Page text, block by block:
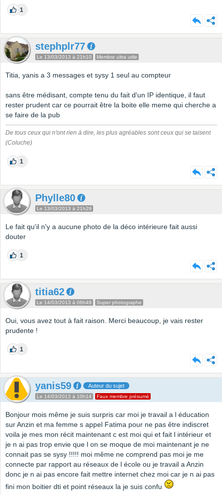
1
stephplr77
Le 13/03/2013 à 21h10 Membre ultra utile
Titia, yanis a 3 messages et sysy 1 seul au compteur
sans être médisant, compte tenu du fait d'un IP identique, il faut
rester prudent car ce pourrait être la boite elle meme qui cherche a
se faire de la pub
De tous ceux qui n'ont rien à dire, les plus agréables sont ceux qui se taisent
(Coluche)
1
Phylle80
Le 13/03/2013 à 21h29
Le fait qu'il n'y a aucune photo de la déco intérieure fait aussi
douter
1
titia62
Le 14/03/2013 à 06h49 Super photographe
Oui, vous avez tout à fait raison. Merci beaucoup, je vais rester
prudente !
1
yanis59 Auteur du sujet
Le 14/03/2013 à 10h14 Faux membre présumé
Bonjour mois même je suis surpris car moi je travail a l éducation
sur Anzin et ma femme s appel Fatima pour ne pas être indiscret
voila je mes mon récit maintenant c est moi qui et fait l intérieur et
je n ai pas trop envie que l on se moque de moi maintenant je ne
connait pas se sysy !!!!! moi même ne comprend pas moi je me
connecte par rapport au réseaux de l école ou je travail a Anzin
donc je n ai pas encore fait mettre internet chez moi car je n ai pas
fini mon boitier dti et point réseaux la je suis confu